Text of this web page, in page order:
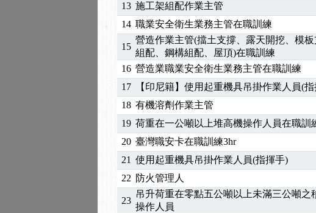
2025/06/06【進修課程】～～前導課程看這邊推
2025/05/29【進修課程】前導課程推出公告！
2025/04/28【進修課程】要怎麼進修自我？課程
2025/01/21「高壓氣體製造安全主任」、「隧道
訓測驗
2025/01/15【線上課程】碳中和核心職能系列課
2026/07/15 【免費研習】115年製造業危害預防
2026/07/08【中心公告】因應颱風來襲，若遇
2026/05/06【產業人才投資】06/03-06/08堆高
2026/04/24 【製程安全評估人員】開課囉
2025/11/11 【中心公告】颱風假11/12停班停課
2025/11/10【中心公告】因應颱風來襲，若遇停
2025/10/30 【進修課程】2026年，課程意見蒐集~
2025/08/20【進修課程】SDS格式百百種？專
2025/08/12
【中心公告】因應颱風來襲，若遇
13 施工架組配作業主管
14 職業安全衛生業務主管在職訓練
15
營造作業主管(擋土支撐、露天開挖、模
組配、鋼構組配、屋頂)在職訓練
16 營造業職業安全衛生業務主管在職訓練
17 【印尼籍】使用起重機具吊掛作業人員(
18 有機溶劑作業主管
19 荷重在一公噸以上堆高機操作人員在職訓
20 臺灣職安卡在職訓練3hr
21 使用起重機具吊掛作業人員(指揮手)
22 防火管理人
23
吊升荷重在零點五公噸以上未滿三公噸之
操作人員